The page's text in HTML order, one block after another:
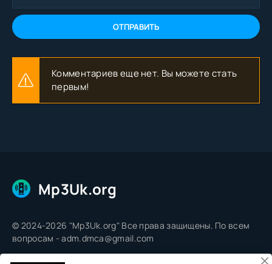
ОТПРАВИТЬ
Комментариев еще нет. Вы можете стать
первым!
Mp3Uk.org
© 2024-2026 "Mp3Uk.org" Все права защищены. По всем
вопросам - adm.dmca@gmail.com